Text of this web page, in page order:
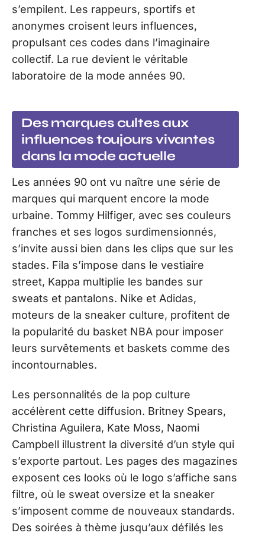
s’empilent. Les rappeurs, sportifs et
anonymes croisent leurs influences,
propulsant ces codes dans l’imaginaire
collectif. La rue devient le véritable
laboratoire de la mode années 90.
Des marques cultes aux
influences toujours vivantes
dans la mode actuelle
Les années 90 ont vu naître une série de
marques qui marquent encore la mode
urbaine. Tommy Hilfiger, avec ses couleurs
franches et ses logos surdimensionnés,
s’invite aussi bien dans les clips que sur les
stades. Fila s’impose dans le vestiaire
street, Kappa multiplie les bandes sur
sweats et pantalons. Nike et Adidas,
moteurs de la sneaker culture, profitent de
la popularité du basket NBA pour imposer
leurs survêtements et baskets comme des
incontournables.
Les personnalités de la pop culture
accélèrent cette diffusion. Britney Spears,
Christina Aguilera, Kate Moss, Naomi
Campbell illustrent la diversité d’un style qui
s’exporte partout. Les pages des magazines
exposent ces looks où le logo s’affiche sans
filtre, où le sweat oversize et la sneaker
s’imposent comme de nouveaux standards.
Des soirées à thème jusqu’aux défilés les